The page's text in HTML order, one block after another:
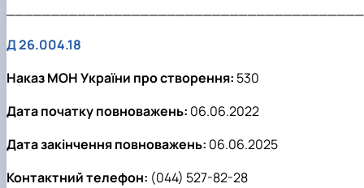
Д 26.004.18
Наказ МОН України про створення: 530
Дата початку повноважень: 06.06.2022
Дата закінчення повноважень: 06.06.2025
Контактний телефон: (044) 527-82-28